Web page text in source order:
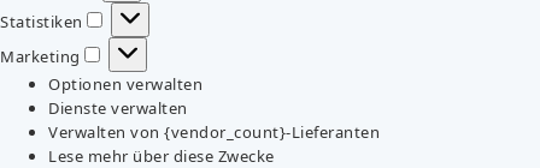
Statistiken
Statistiken
Marketing
Marketing
Optionen verwalten
Dienste verwalten
Verwalten von {vendor_count}-Lieferanten
Lese mehr über diese Zwecke